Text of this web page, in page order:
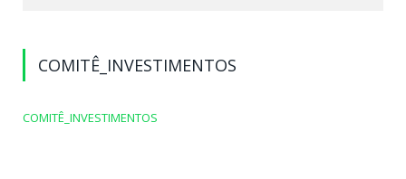
COMITÊ_INVESTIMENTOS
COMITÊ_INVESTIMENTOS